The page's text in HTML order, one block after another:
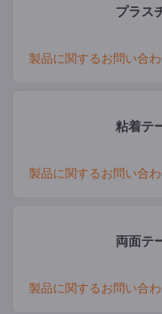
プラス
製品に関するお問い合
粘着テ
製品に関するお問い合
両面テ
製品に関するお問い合